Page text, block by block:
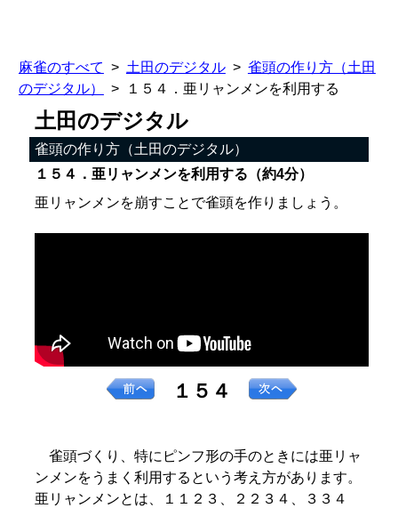
麻雀のすべて 土田のデジタル
雀頭の作り方（土田
のデジタル）
１５４．亜リャンメンを利用する
土田のデジタル
雀頭の作り方（土田のデジタル）
１５４．亜リャンメンを利用する（約4分）
亜リャンメンを崩すことで雀頭を作りましょう。
１５４
雀頭づくり、特にピンフ形の手のときには亜リャ
ンメンをうまく利用するという考え方があります。
亜リャンメンとは、１１２３、２２３４、３３４